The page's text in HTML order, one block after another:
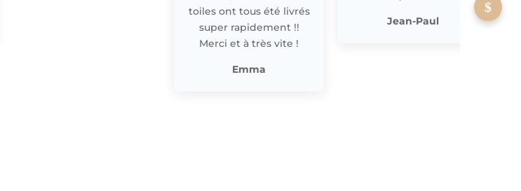
toiles ont tous été livrés
super rapidement !!
Merci et à très vite !
Emma
Jean-Paul